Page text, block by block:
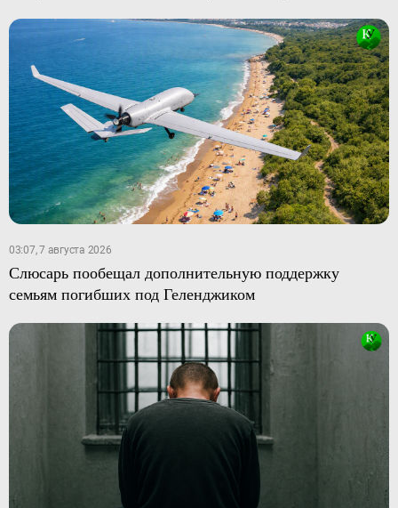
03:07, 7 августа 2026
Слюсарь пообещал дополнительную поддержку
семьям погибших под Геленджиком